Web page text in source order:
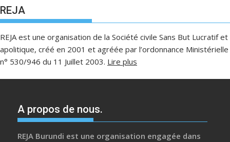
REJA
REJA est une organisation de la Société civile Sans But Lucratif et
apolitique, créé en 2001 et agréée par l’ordonnance Ministérielle
n° 530/946 du 11 Juillet 2003. Lire plus
A propos de nous.
REJA Burundi est une organisation engagée dans